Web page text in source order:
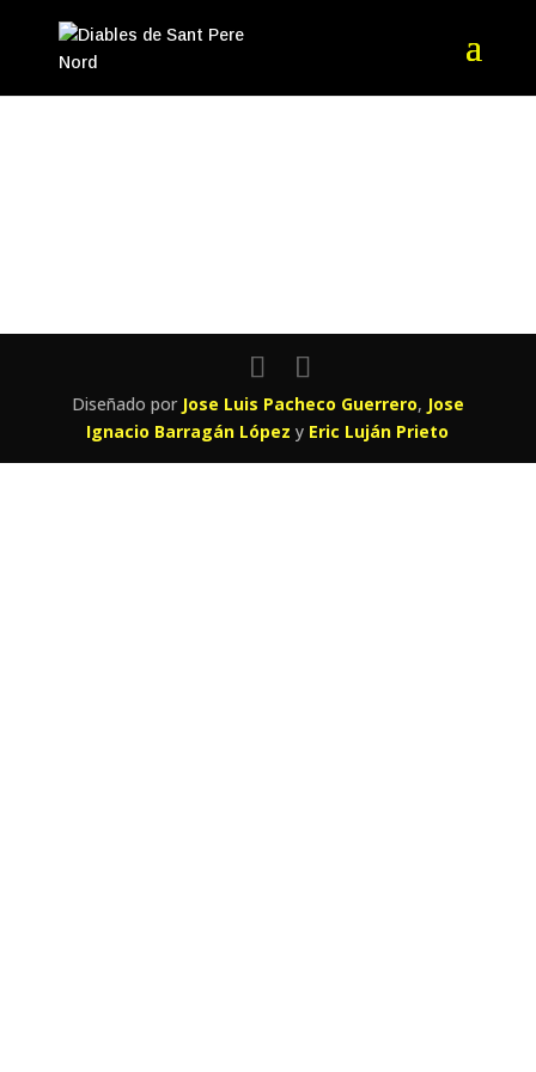
Diseñado por Jose Luis Pacheco Guerrero, Jose
Ignacio Barragán Lópezy Eric Luján Prieto